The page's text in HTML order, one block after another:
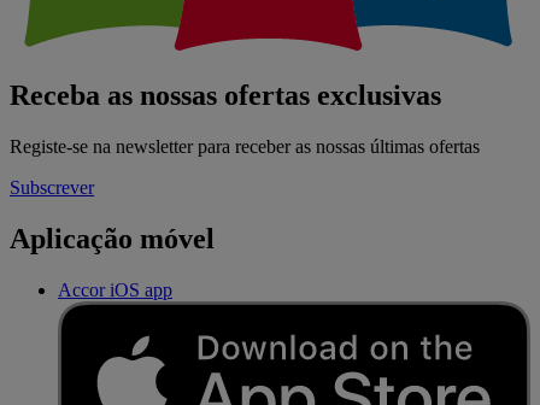
Receba as nossas ofertas exclusivas
Registe-se na newsletter para receber as nossas últimas ofertas
Subscrever
Aplicação móvel
Accor iOS app